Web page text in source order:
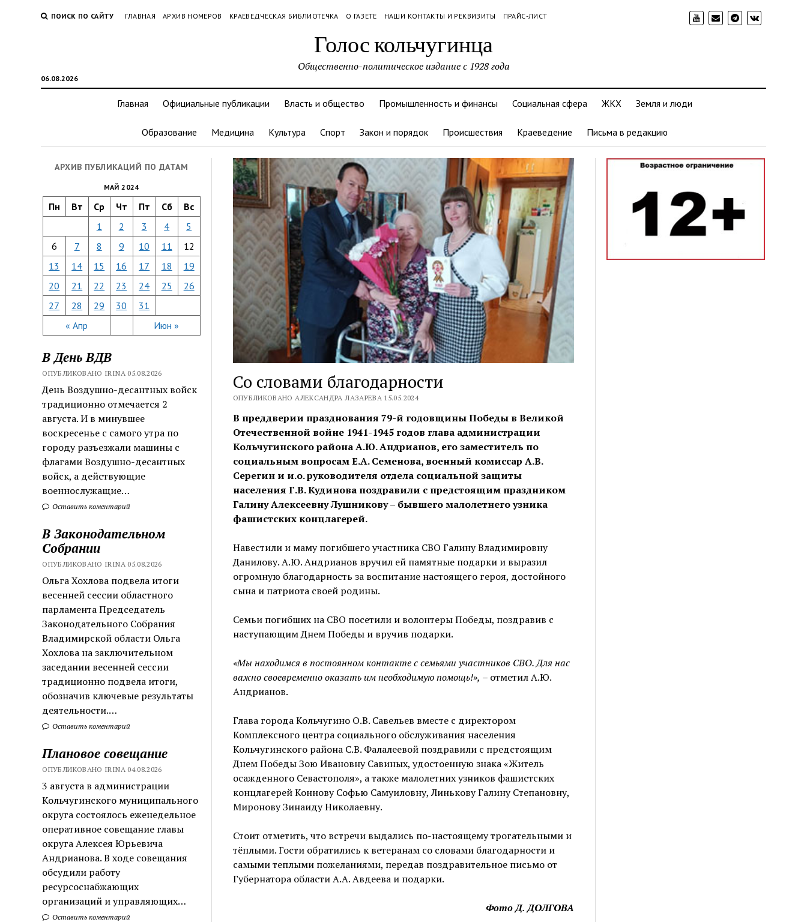
ПОИСК ПО САЙТУ ГЛАВНАЯ АРХИВ НОМЕРОВ КРАЕВЕДЧЕСКАЯ БИБЛИОТЕЧКА О ГАЗЕТЕ НАШИ КОНТАКТЫ И РЕКВИЗИТЫ ПРАЙС-ЛИСТ
Голос кольчугинца
06.08.2026
Общественно-политическое издание с 1928 года
Главная Официальные публикации Власть и общество Промышленность и финансы Социальная сфера ЖКХ Земля и люди
Образование Медицина Культура Спорт Закон и порядок Происшествия Краеведение Письма в редакцию
АРХИВ ПУБЛИКАЦИЙ ПО ДАТАМ
МАЙ 2024
Пн Вт Ср Чт Пт Сб Вс
« Апр Июн »
1 2 3 4
5
6
7 8 9 10 11
12
13
14 15 16 17 18
19
20
21 22 23 24 25
26
27
28 29 30 31
В День ВДВ
ОПУБЛИКОВАНО IRINA 05.08.2026
День Воздушно-десантных войск
традиционно отмечается 2
августа. И в минувшее
воскресенье с самого утра по
городу разъезжали машины с
флагами Воздушно-десантных
войск, а действующие
военнослужащие…
Оставить коментарий
В Законодательном
Собрании
ОПУБЛИКОВАНО IRINA 05.08.2026
Ольга Хохлова подвела итоги
весенней сессии областного
парламента Председатель
Законодательного Собрания
Владимирской области Ольга
Хохлова на заключительном
заседании весенней сессии
традиционно подвела итоги,
обозначив ключевые результаты
деятельности.…
Оставить коментарий
Плановое совещание
ОПУБЛИКОВАНО IRINA 04.08.2026
3 августа в администрации
Кольчугинского муниципального
округа состоялось еженедельное
оперативное совещание главы
округа Алексея Юрьевича
Андрианова. В ходе совещания
обсудили работу
ресурсоснабжающих
организаций и управляющих…
Оставить коментарий
Со словами благодарности
ОПУБЛИКОВАНО АЛЕКСАНДРА ЛАЗАРЕВА 15.05.2024
В преддверии празднования 79-й годовщины Победы в Великой
Отечественной войне 1941-1945 годов глава администрации
Кольчугинского района А.Ю. Андрианов, его заместитель по
социальным вопросам Е.А. Семенова, военный комиссар А.В.
Серегин и и.о. руководителя отдела социальной защиты
населения Г.В. Кудинова поздравили с предстоящим праздником
Галину Алексеевну Лушникову – бывшего малолетнего узника
фашистских концлагерей.
Навестили и маму погибшего участника СВО Галину Владимировну
Данилову. А.Ю. Андрианов вручил ей памятные подарки и выразил
огромную благодарность за воспитание настоящего героя, достойного
сына и патриота своей родины.
Семьи погибших на СВО посетили и волонтеры Победы, поздравив с
наступающим Днем Победы и вручив подарки.
«Мы находимся в постоянном контакте с семьями участников СВО. Для нас
важно своевременно оказать им необходимую помощь!», – отметил А.Ю.
Андрианов.
Глава города Кольчугино О.В. Савельев вместе с директором
Комплексного центра социального обслуживания населения
Кольчугинского района С.В. Фалалеевой поздравили с предстоящим
Днем Победы Зою Ивановну Савиных, удостоенную знака «Житель
осажденного Севастополя», а также малолетних узников фашистских
концлагерей Коннову Софью Самуиловну, Линькову Галину Степановну,
Миронову Зинаиду Николаевну.
Стоит отметить, что встречи выдались по-настоящему трогательными и
тёплыми. Гости обратились к ветеранам со словами благодарности и
самыми теплыми пожеланиями, передав поздравительное письмо от
Губернатора области А.А. Авдеева и подарки.
Фото Д. ДОЛГОВА